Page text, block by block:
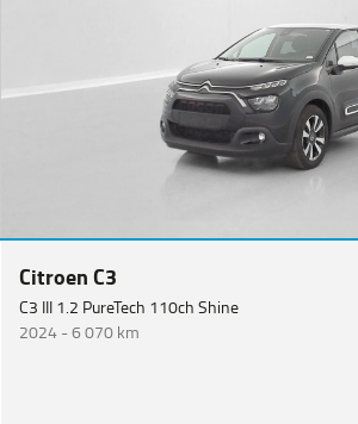
Citroen C3
C3 III 1.2 PureTech 110ch Shine
2024 -6 070 km